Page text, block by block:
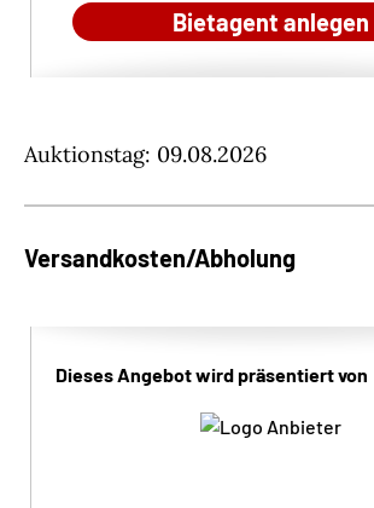
Bietagent anlegen
Auktionstag: 09.08.2026
Versandkosten/Abholung
Dieses Angebot wird präsentiert von